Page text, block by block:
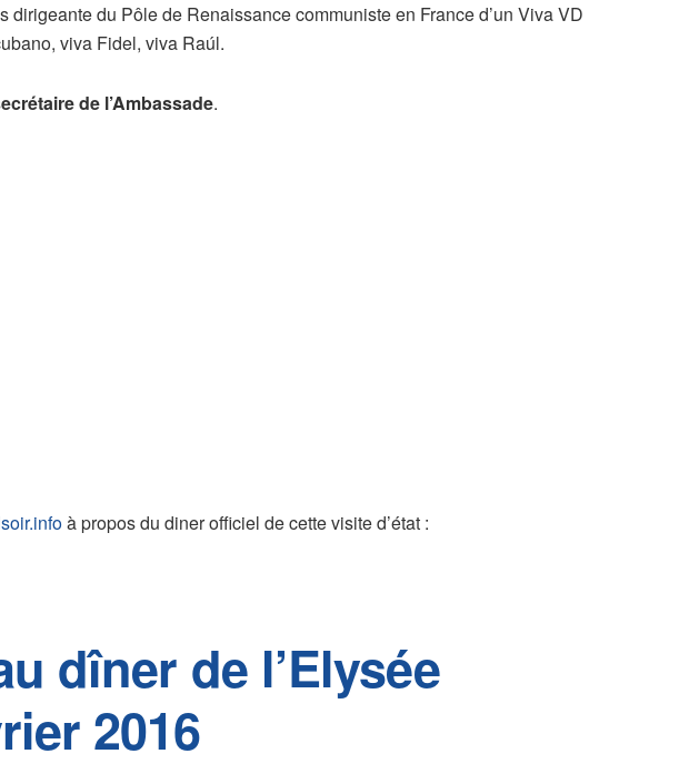
dirigeante du Pôle de Renaissance communiste en France d’un Viva VD
viva Fidel, viva Raúl.
de l’Ambassade.
à propos du diner officiel de cette visite d’état :
dîner de l’Elysée
2016